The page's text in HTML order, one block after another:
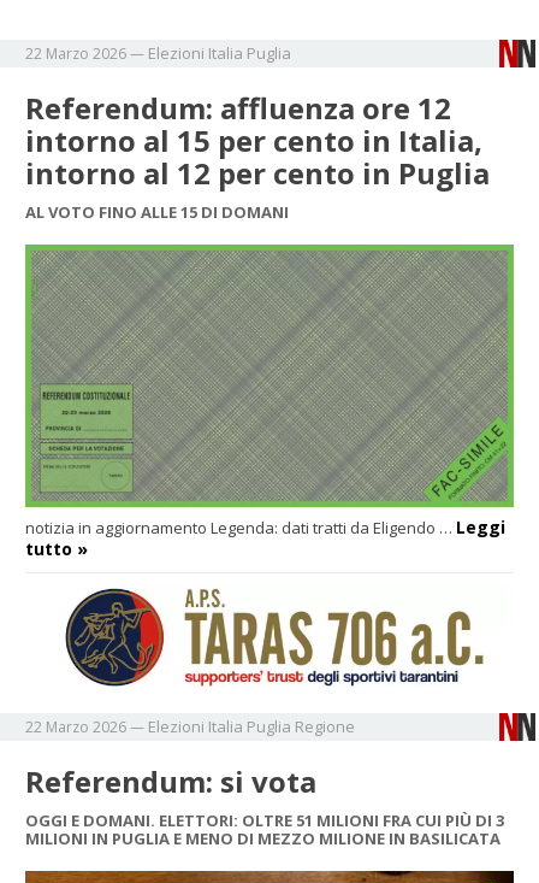
22 Marzo 2026— Elezioni Italia Puglia
Referendum: affluenza ore 12
intorno al 15 per cento in Italia,
intorno al 12 per cento in Puglia
AL VOTO FINO ALLE 15 DI DOMANI
notizia in aggiornamento Legenda: dati tratti da Eligendo … Leggi
tutto »
22 Marzo 2026— Elezioni Italia Puglia Regione
Referendum: si vota
OGGI E DOMANI. ELETTORI: OLTRE 51 MILIONI FRA CUI PIÙ DI 3
MILIONI IN PUGLIA E MENO DI MEZZO MILIONE IN BASILICATA